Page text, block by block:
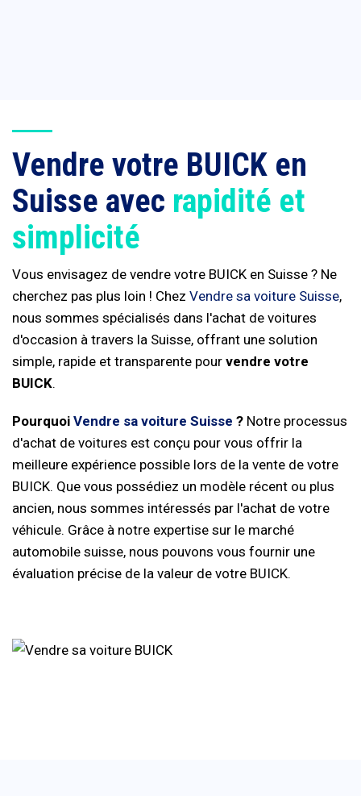
Vendre votre BUICK en
Suisse avec rapidité et
simplicité
Vous envisagez de vendre votre BUICK en Suisse ? Ne
cherchez pas plus loin ! Chez Vendre sa voiture Suisse,
nous sommes spécialisés dans l'achat de voitures
d'occasion à travers la Suisse, offrant une solution
simple, rapide et transparente pour vendre votre
BUICK.
Pourquoi Vendre sa voiture Suisse ? Notre processus
d'achat de voitures est conçu pour vous offrir la
meilleure expérience possible lors de la vente de votre
BUICK. Que vous possédiez un modèle récent ou plus
ancien, nous sommes intéressés par l'achat de votre
véhicule. Grâce à notre expertise sur le marché
automobile suisse, nous pouvons vous fournir une
évaluation précise de la valeur de votre BUICK.